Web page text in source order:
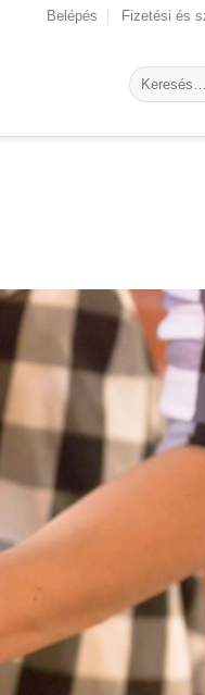
Belépés Fizetési és
Keresés
a